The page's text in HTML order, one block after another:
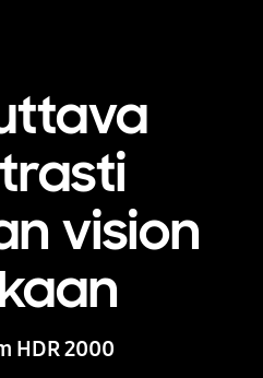
vision
HDR 2000